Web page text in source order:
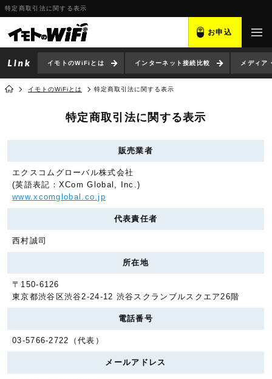
特定商取引法に関する表示
お申込
イモトのWiFiとは インターネット接続比較 メディア
イモトのWiFiとは 特定商取引法に関する表示
特定商取引法に関する表示
販売業者
エクスコムグローバル株式会社
(英語表記：XCom Global, Inc.)
www.xcomglobal.co.jp
代表責任者
西村誠司
所在地
〒150-6126
東京都渋谷区渋谷2-24-12 渋谷スクランブルスクエア26階
電話番号
03-5766-2722（代表）
メールアドレス